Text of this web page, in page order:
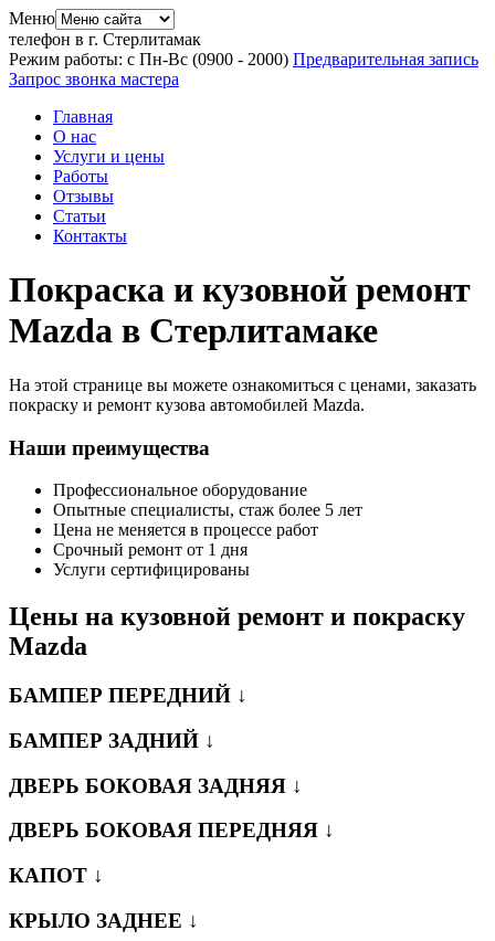
Меню
телефон в г. Стерлитамак
Режим работы: с Пн-Вс (0900 - 2000) Предварительная запись
Запрос звонка мастера
Главная
О нас
Услуги и цены
Работы
Отзывы
Статьи
Контакты
Покраска и кузовной ремонт
Mazda в Стерлитамаке
На этой странице вы можете ознакомиться с ценами, заказать
покраску и ремонт кузова автомобилей Mazda.
Наши преимущества
Профессиональное оборудование
Опытные специалисты, стаж более 5 лет
Цена не меняется в процессе работ
Срочный ремонт от 1 дня
Услуги сертифицированы
Цены на кузовной ремонт и покраску
Mazda
БАМПЕР ПЕРЕДНИЙ ↓
БАМПЕР ЗАДНИЙ ↓
ДВЕРЬ БОКОВАЯ ЗАДНЯЯ ↓
ДВЕРЬ БОКОВАЯ ПЕРЕДНЯЯ ↓
КАПОТ ↓
КРЫЛО ЗАДНЕЕ ↓